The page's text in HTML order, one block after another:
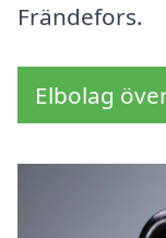
Frändefors.
Elbolag